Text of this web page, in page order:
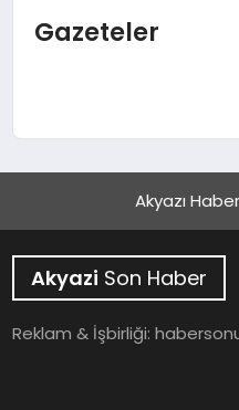
DÜNYA
YAŞAM
Gazeteler
Akyazı
Akyazi Son Haber
Reklam & İşbirliği: